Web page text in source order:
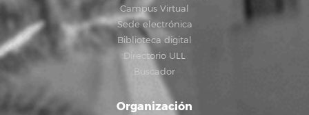
Campus Virtual
Sede electrónica
Biblioteca digital
Directorio ULL
Buscador
Organización